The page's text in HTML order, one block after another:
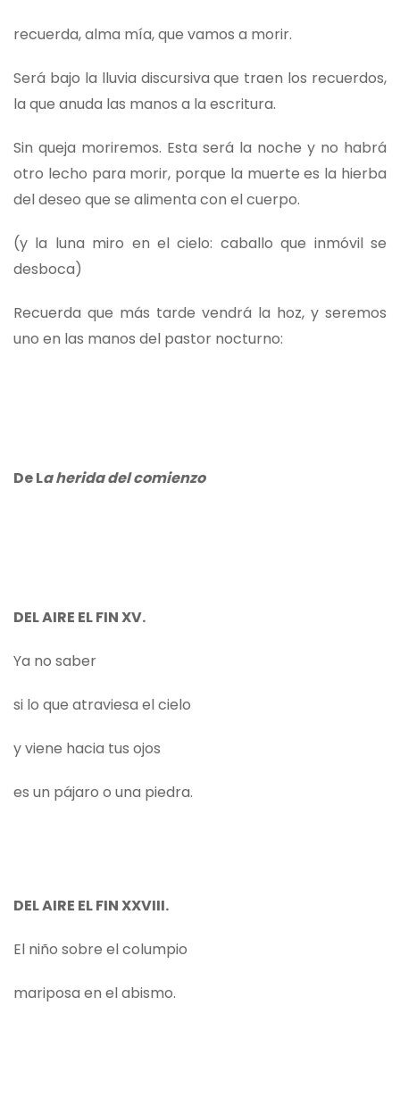
recuerda, alma mía, que vamos a morir.
Será bajo la lluvia discursiva que traen los recuerdos,
la que anuda las manos a la escritura.
Sin queja moriremos. Esta será la noche y no habrá
otro lecho para morir, porque la muerte es la hierba
del deseo que se alimenta con el cuerpo.
(y la luna miro en el cielo: caballo que inmóvil se
desboca)
Recuerda que más tarde vendrá la hoz, y seremos
uno en las manos del pastor nocturno:
De La herida del comienzo
DEL AIRE EL FIN XV.
Ya no saber
si lo que atraviesa el cielo
y viene hacia tus ojos
es un pájaro o una piedra.
DEL AIRE EL FIN XXVIII.
El niño sobre el columpio
mariposa en el abismo.